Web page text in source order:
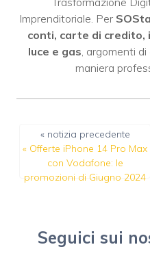
Imprenditoriale. Per
conti, carte di
luce e gas , argomenti
maniera
« notizia precedente
« Offerte iPhone 14 Pro Max
con Vodafone: le
promozioni di Giugno 2024
Seguici sui